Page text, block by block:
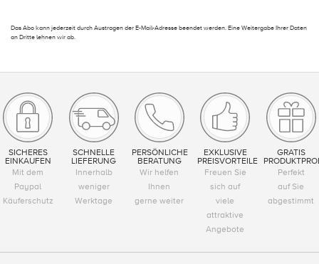
Das Abo kann jederzeit durch Austragen der E-Mail-Adresse beendet werden. Eine Weitergabe Ihrer Daten
an Dritte lehnen wir ab.
SICHERES
EINKAUFEN
Mit dem
Paypal
Käuferschutz
SCHNELLE
LIEFERUNG
Innerhalb
weniger
Werktage
PERSÖNLICHE
BERATUNG
Wir helfen
Ihnen
gerne weiter
EXKLUSIVE
PREISVORTEILE
Freuen Sie
sich auf
viele
attraktive
Angebote
GRATIS
Perfekt
auf Sie
abgestimmt